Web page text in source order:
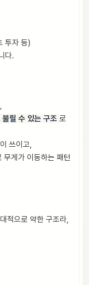
투자 등)
다.
불릴 수 있는 구조 로
쓰이고,
무게가 이동하는 패턴
적으로 약한 구조라,